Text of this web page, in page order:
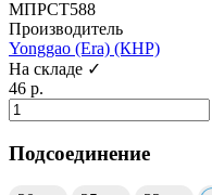
МПРСТ588
Производитель
Yonggao (Era) (КНР)
На складе ✓
46 р.
Подсоединение